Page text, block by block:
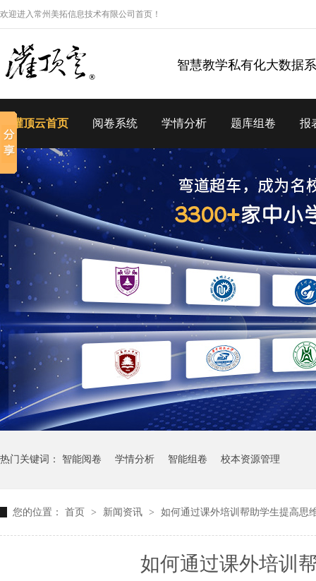
欢迎进入常州美拓信息技术有限公司首页！
智慧教学私有化大数据
灌顶云首页 阅卷系统 学情分析 题库组卷 报
热门关键词： 智能阅卷 学情分析 智能组卷 校本资源管理
您的位置： 首页 > 新闻资讯 > 如何通过课外培训帮助学生提高思
如何通过课外培训